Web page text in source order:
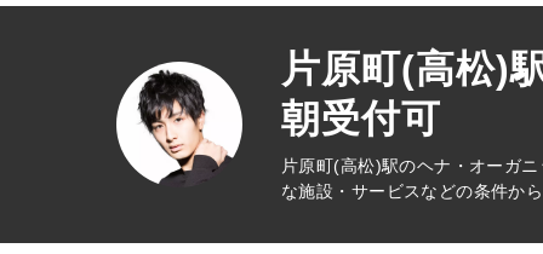
片原町(高松)
朝受付可
片原町(高松)駅のヘナ・オーガ
な施設・サービスなどの条件か